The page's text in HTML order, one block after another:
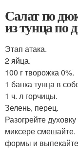
Салат по
из тунца по
Этап атака.
2 яйца.
100 г творожка 0%.
1 банка тунца в
1 ч. л горчицы.
Зелень, перец.
Разогрейте
миксере
формы и